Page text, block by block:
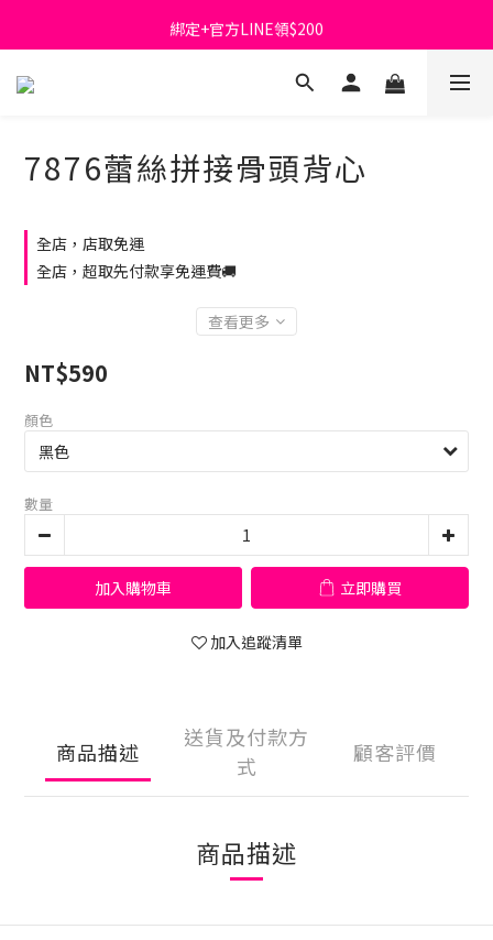
首購免運費🚚
綁定+官方LINE領$200
出清特價_買一送一
7876蕾絲拼接骨頭背心
全店，店取免運
全店，超取先付款享免運費🚚
查看更多
NT$590
顏色
數量
加入購物車 立即購買
加入追蹤清單
商品描述
送貨及付款方
式
顧客評價
商品描述